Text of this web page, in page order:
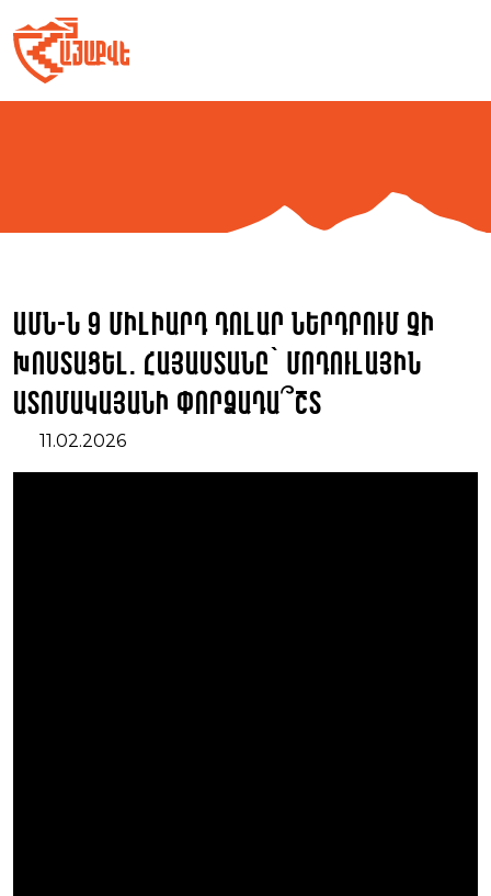
to
content
ԱՄՆ-ն 9 միլիարդ դոլար ներդրում չի
խոստացել. Հայաստանը՝ մոդուլային
ատոմակայանի փորձադա՞շտ
11.02.2026